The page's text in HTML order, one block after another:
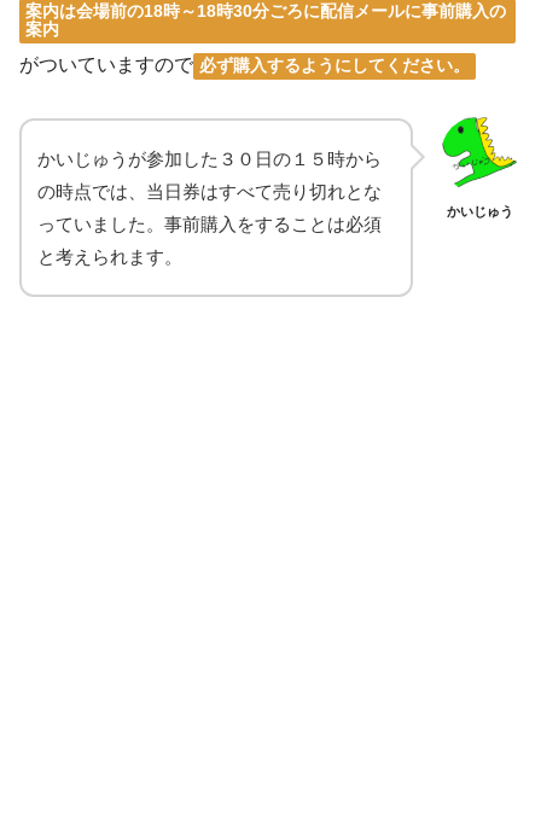
案内は会場前の18時～18時30分ごろに配信メールに事前購入の
案内
がついていますので 必ず購入するようにしてください。
かいじゅう
かいじゅうが参加した３０日の１５時から
の時点では、当日券はすべて売り切れとな
っていました。事前購入をすることは必須
と考えられます。